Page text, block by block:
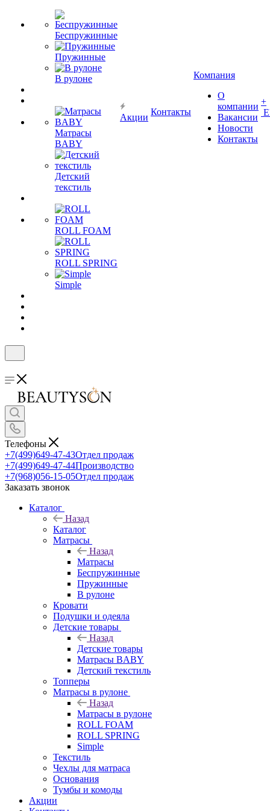
Беспружинные
Пружинные
В рулоне
Матрасы
BABY
Детский
текстиль
ROLL FOAM
ROLL SPRING
Simple
Акции
Контакты
Компания
О
компании
Вакансии
Новости
Контакты
+
Телефоны
+7(499)649-47-43Отдел продаж
+7(499)649-47-44Производство
+7(968)056-15-05Отдел продаж
Заказать звонок
Каталог
Назад
Каталог
Матрасы
Назад
Матрасы
Беспружинные
Пружинные
В рулоне
Кровати
Подушки и одеяла
Детские товары
Назад
Детские товары
Матрасы BABY
Детский текстиль
Топперы
Матрасы в рулоне
Назад
Матрасы в рулоне
ROLL FOAM
ROLL SPRING
Simple
Текстиль
Чехлы для матраса
Основания
Тумбы и комоды
Акции